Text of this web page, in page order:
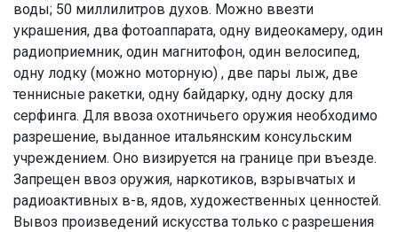
воды; 50 миллилитров духов. Можно ввезти
украшения, два фотоаппарата, одну видеокамеру, один
радиоприемник, один магнитофон, один велосипед,
одну лодку (можно моторную) , две пары лыж, две
теннисные ракетки, одну байдарку, одну доску для
серфинга. Для ввоза охотничьего оружия необходимо
разрешение, выданное итальянским консульским
учреждением. Оно визируется на границе при въезде.
Запрещен ввоз оружия, наркотиков, взрывчатых и
радиоактивных в-в, ядов, художественных ценностей.
Вывоз произведений искусства только с разрешения